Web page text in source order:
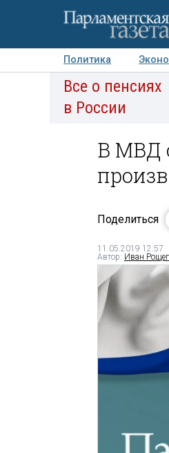
Политика
Авторы Персоны
Все о пенсиях
в России
В МВД
Поделиться
11.05.2019 12:57
Автор: Иван